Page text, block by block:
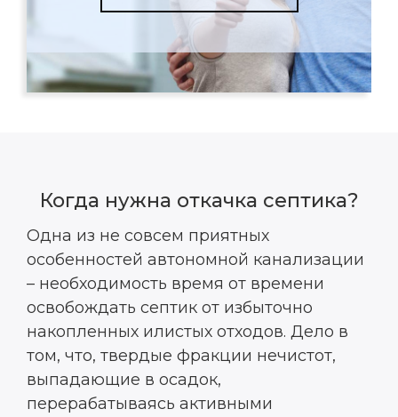
Когда нужна откачка септика?
Одна из не совсем приятных
особенностей автономной канализации
– необходимость время от времени
освобождать септик от избыточно
накопленных илистых отходов. Дело в
том, что, твердые фракции нечистот,
выпадающие в осадок,
перерабатываясь активными